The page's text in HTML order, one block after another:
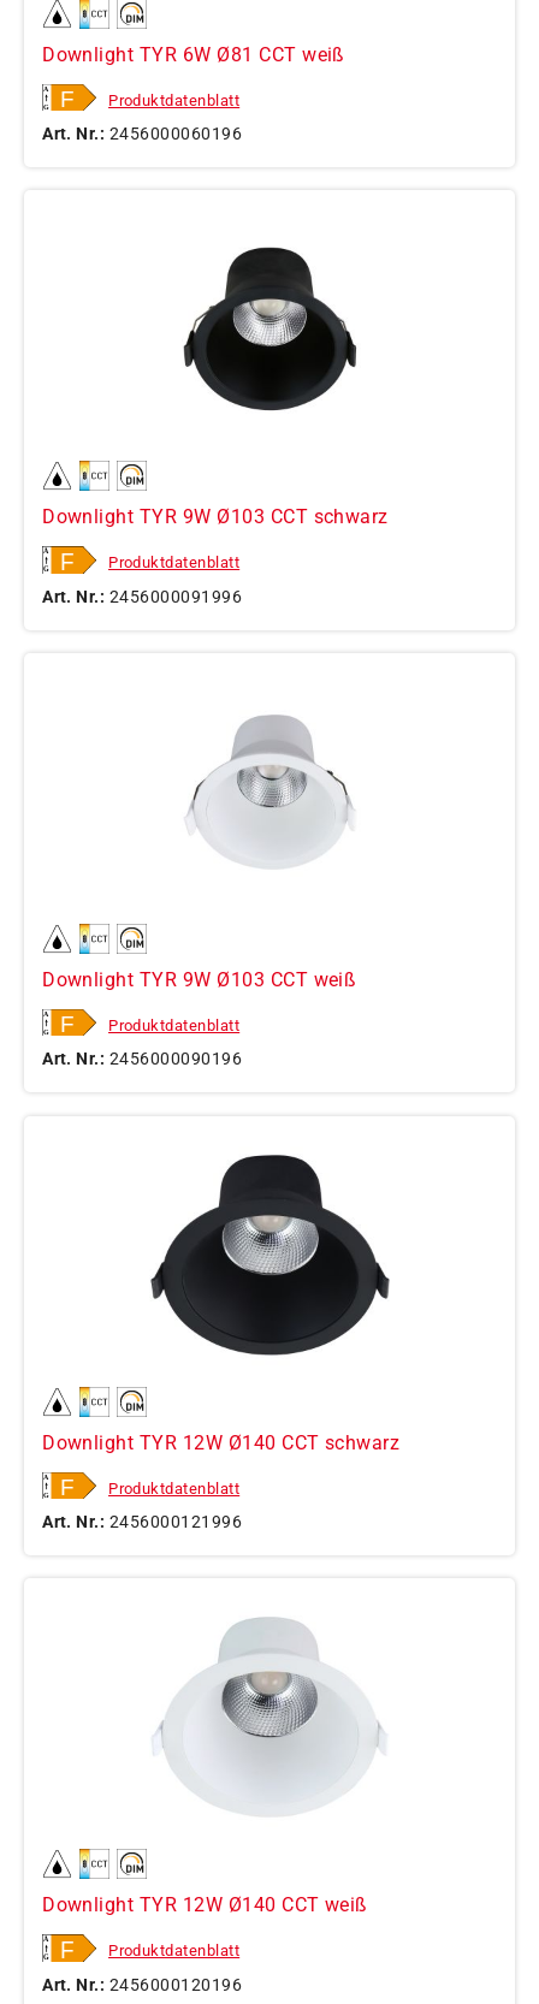
Downlight TYR 6W Ø81 CCT weiß
Produktdatenblatt
Art. Nr.: 2456000060196
Downlight TYR 9W Ø103 CCT schwarz
Produktdatenblatt
Art. Nr.: 2456000091996
Downlight TYR 9W Ø103 CCT weiß
Produktdatenblatt
Art. Nr.: 2456000090196
Downlight TYR 12W Ø140 CCT schwarz
Produktdatenblatt
Art. Nr.: 2456000121996
Downlight TYR 12W Ø140 CCT weiß
Produktdatenblatt
Art. Nr.: 2456000120196